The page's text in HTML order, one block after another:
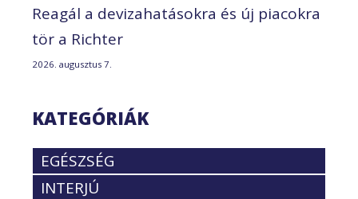
Reagál a devizahatásokra és új piacokra
tör a Richter
2026. augusztus 7.
KATEGÓRIÁK
EGÉSZSÉG
INTERJÚ